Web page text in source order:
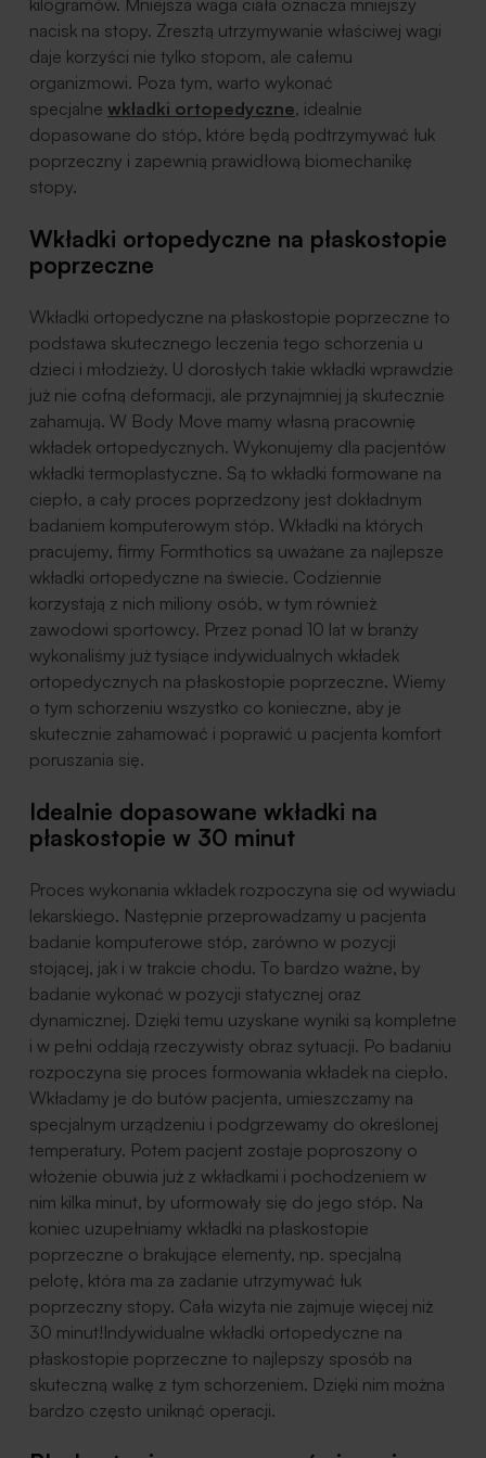
nacisk na stopy. Zresztą utrzymywanie właściwej wagi
daje korzyści nie tylko stopom, ale całemu
organizmowi. Poza tym, warto wykonać
specjalne wkładki ortopedyczne, idealnie
dopasowane do stóp, które będą podtrzymywać łuk
poprzeczny i zapewnią prawidłową biomechanikę
stopy.
Wkładki ortopedyczne na płaskostopie
poprzeczne
Wkładki ortopedyczne na płaskostopie poprzeczne to
podstawa skutecznego leczenia tego schorzenia u
dzieci i młodzieży. U dorosłych takie wkładki wprawdzie
już nie cofną deformacji, ale przynajmniej ją skutecznie
zahamują. W Body Move mamy własną pracownię
wkładek ortopedycznych. Wykonujemy dla pacjentów
wkładki termoplastyczne. Są to wkładki formowane na
ciepło, a cały proces poprzedzony jest dokładnym
badaniem komputerowym stóp. Wkładki na których
pracujemy, firmy Formthotics są uważane za najlepsze
wkładki ortopedyczne na świecie. Codziennie
korzystają z nich miliony osób, w tym również
zawodowi sportowcy. Przez ponad 10 lat w branży
wykonaliśmy już tysiące indywidualnych wkładek
ortopedycznych na płaskostopie poprzeczne. Wiemy
o tym schorzeniu wszystko co konieczne, aby je
skutecznie zahamować i poprawić u pacjenta komfort
poruszania się.
Idealnie dopasowane wkładki na
płaskostopie w 30 minut
Proces wykonania wkładek rozpoczyna się od wywiadu
lekarskiego. Następnie przeprowadzamy u pacjenta
badanie komputerowe stóp, zarówno w pozycji
stojącej, jak i w trakcie chodu. To bardzo ważne, by
badanie wykonać w pozycji statycznej oraz
dynamicznej. Dzięki temu uzyskane wyniki są kompletne
i w pełni oddają rzeczywisty obraz sytuacji. Po badaniu
rozpoczyna się proces formowania wkładek na ciepło.
Wkładamy je do butów pacjenta, umieszczamy na
specjalnym urządzeniu i podgrzewamy do określonej
temperatury. Potem pacjent zostaje poproszony o
włożenie obuwia już z wkładkami i pochodzeniem w
nim kilka minut, by uformowały się do jego stóp. Na
koniec uzupełniamy wkładki na płaskostopie
poprzeczne o brakujące elementy, np. specjalną
pelotę, która ma za zadanie utrzymywać łuk
poprzeczny stopy. Cała wizyta nie zajmuje więcej niż
30 minut!Indywidualne wkładki ortopedyczne na
płaskostopie poprzeczne to najlepszy sposób na
skuteczną walkę z tym schorzeniem. Dzięki nim można
bardzo często uniknąć operacji.